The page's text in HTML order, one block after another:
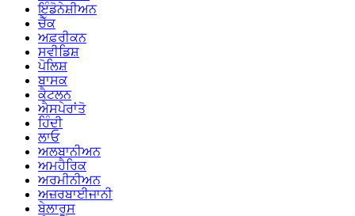
ਇੰਡੋਨੇਸ਼ੀਅਨ
ਚੈੱਕ
ਅਫ਼ਰੀਕਨ
ਸਵੀਡਿਸ਼
ਪੋਲਿਸ਼
ਬਾਸਕ
ਕੈਟਲਨ
ਐਸਪੇਰਾਂਤੋ
ਹਿੰਦੀ
ਲਾਓ
ਅਲਬਾਨੀਅਨ
ਅਮਹੈਰਿਕ
ਅਰਮੀਨੀਅਨ
ਅਜ਼ਰਬਾਈਜਾਨੀ
ਬੇਲਾਰੂਸ